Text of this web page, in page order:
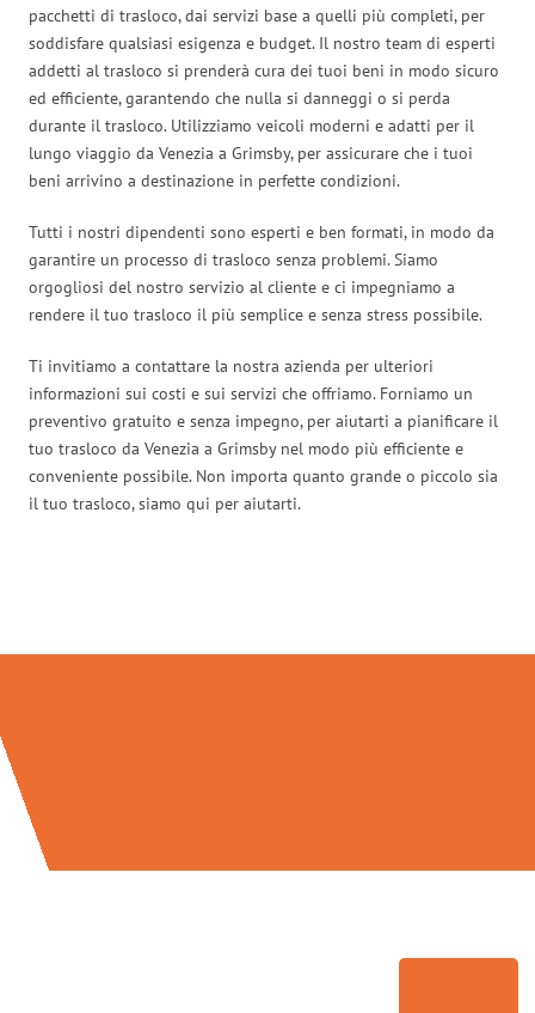
pacchetti di trasloco, dai servizi base a quelli più completi, per
soddisfare qualsiasi esigenza e budget. Il nostro team di esperti
addetti al trasloco si prenderà cura dei tuoi beni in modo sicuro
ed efficiente, garantendo che nulla si danneggi o si perda
durante il trasloco. Utilizziamo veicoli moderni e adatti per il
lungo viaggio da Venezia a Grimsby, per assicurare che i tuoi
beni arrivino a destinazione in perfette condizioni.
Tutti i nostri dipendenti sono esperti e ben formati, in modo da
garantire un processo di trasloco senza problemi. Siamo
orgogliosi del nostro servizio al cliente e ci impegniamo a
rendere il tuo trasloco il più semplice e senza stress possibile.
Ti invitiamo a contattare la nostra azienda per ulteriori
informazioni sui costi e sui servizi che offriamo. Forniamo un
preventivo gratuito e senza impegno, per aiutarti a pianificare il
tuo trasloco da Venezia a Grimsby nel modo più efficiente e
conveniente possibile. Non importa quanto grande o piccolo sia
il tuo trasloco, siamo qui per aiutarti.